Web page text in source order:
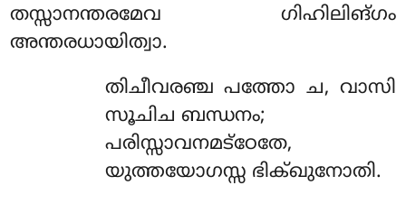
തസ്സാനന്തരമേവ ഗിഹിലിങ്ഗം
അന്തരധായിത്വാ.
തിചീവരഞ്ച പത്തോ ച, വാസി
സൂചിച ബന്ധനം;
പരിസ്സാവനമട്ഠേതേ,
യുത്തയോഗസ്സ ഭിക്ഖുനോതി.